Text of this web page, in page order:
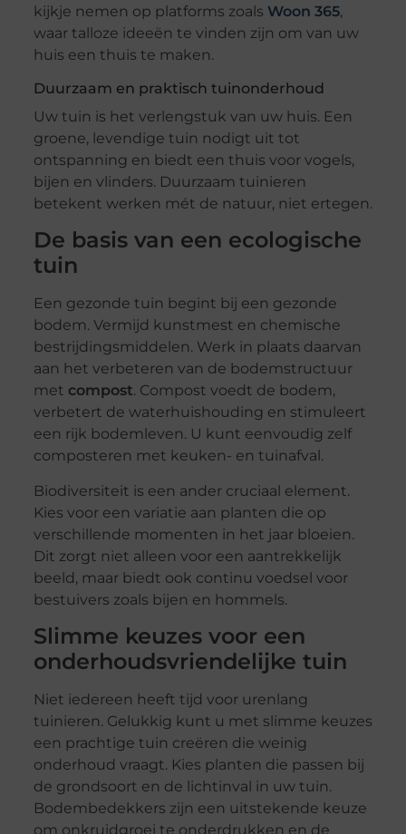
kijkje nemen op platforms zoals Woon 365,
waar talloze ideeën te vinden zijn om van uw
huis een thuis te maken.
Duurzaam en praktisch tuinonderhoud
Uw tuin is het verlengstuk van uw huis. Een
groene, levendige tuin nodigt uit tot
ontspanning en biedt een thuis voor vogels,
bijen en vlinders. Duurzaam tuinieren
betekent werken mét de natuur, niet ertegen.
De basis van een ecologische
tuin
Een gezonde tuin begint bij een gezonde
bodem. Vermijd kunstmest en chemische
bestrijdingsmiddelen. Werk in plaats daarvan
aan het verbeteren van de bodemstructuur
met compost. Compost voedt de bodem,
verbetert de waterhuishouding en stimuleert
een rijk bodemleven. U kunt eenvoudig zelf
composteren met keuken- en tuinafval.
Biodiversiteit is een ander cruciaal element.
Kies voor een variatie aan planten die op
verschillende momenten in het jaar bloeien.
Dit zorgt niet alleen voor een aantrekkelijk
beeld, maar biedt ook continu voedsel voor
bestuivers zoals bijen en hommels.
Slimme keuzes voor een
onderhoudsvriendelijke tuin
Niet iedereen heeft tijd voor urenlang
tuinieren. Gelukkig kunt u met slimme keuzes
een prachtige tuin creëren die weinig
onderhoud vraagt. Kies planten die passen bij
de grondsoort en de lichtinval in uw tuin.
Bodembedekkers zijn een uitstekende keuze
om onkruidgroei te onderdrukken en de